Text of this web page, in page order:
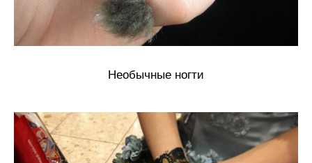
Необычные ногти